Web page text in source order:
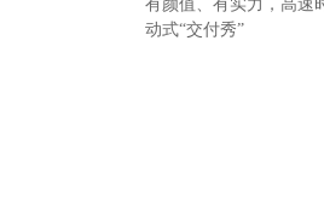
有颜值、有实力，高速
动式“交付秀”